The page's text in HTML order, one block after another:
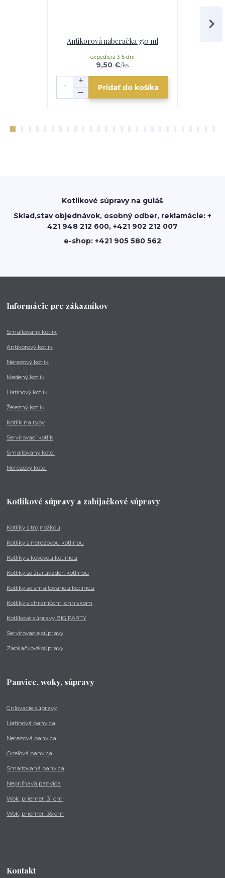
Antikorová naberačka 350 ml
9,50 €/ks
expedícia 3-5 dní
Pridať do košíka
Kotlikové súpravy na guláš
Sklad,stav objednávok, osobný odber, reklamácie: +
421 948 212 600, +421 902 212 007
e-shop: +421 905 580 562
Informácie pre zákazníkov
Smaltovaný kotlík
Antikorový kotlík
Nerezový kotlík
Medený kotlík
Liatinový kotlík
Železný kotlík
Kotlík na ryby
Servírovací kotlík
Smaltovaný kotol
Nerezový kotol
Kotlíkové súpravy a zabíjačkové súpravy
Kotlíky s trojnožkou
Kotlíky s nerezovou kotlinou
Kotlíky s kovovou kotlinou
Kotlíky so žiaruvzdor. kotlinou
Kotlíky so smaltovanou kotlinou
Kotlíky s chráničom, ohniskom
Kotlíkové súpravy BIG PARTY
Servírovacie súpravy
Zabíjačkové súpravy
Panvice, woky, súpravy
Grilovacie súpravy
Liatinová panvica
Nerezová panvica
Oceľová panvica
Smaltovaná panvica
Nepriľnavá panvica
Wok, priemer: 31 cm
Wok, priemer: 36 cm
Kontakt